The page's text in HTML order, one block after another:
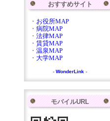
おすすめサイト
・ お役所MAP
・ 病院MAP
・ 法律MAP
・ 賃貸MAP
・ 温泉MAP
・ 大学MAP
- WonderLink -
モバイルURL